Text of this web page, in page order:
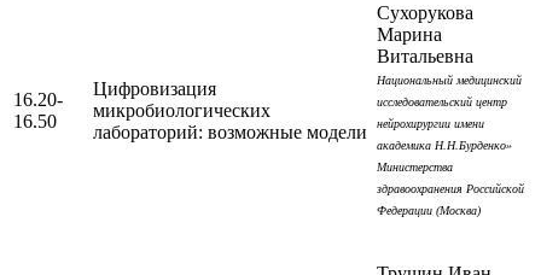
16.20-
16.50
Цифровизация
микробиологических
лабораторий: возможные модели
Сухорукова
Марина
Витальевна
Национальный медицинский
исследовательский центр
нейрохирургии имени
академика Н.Н.Бурденко»
Министерства
здравоохранения Российской
Федерации (Москва)